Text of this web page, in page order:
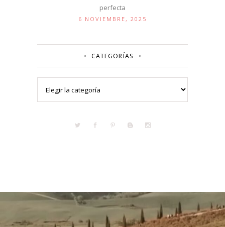
perfecta
6 NOVIEMBRE, 2025
CATEGORÍAS